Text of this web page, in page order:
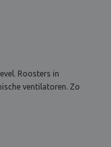
Roosters in
ventilatoren. Zo